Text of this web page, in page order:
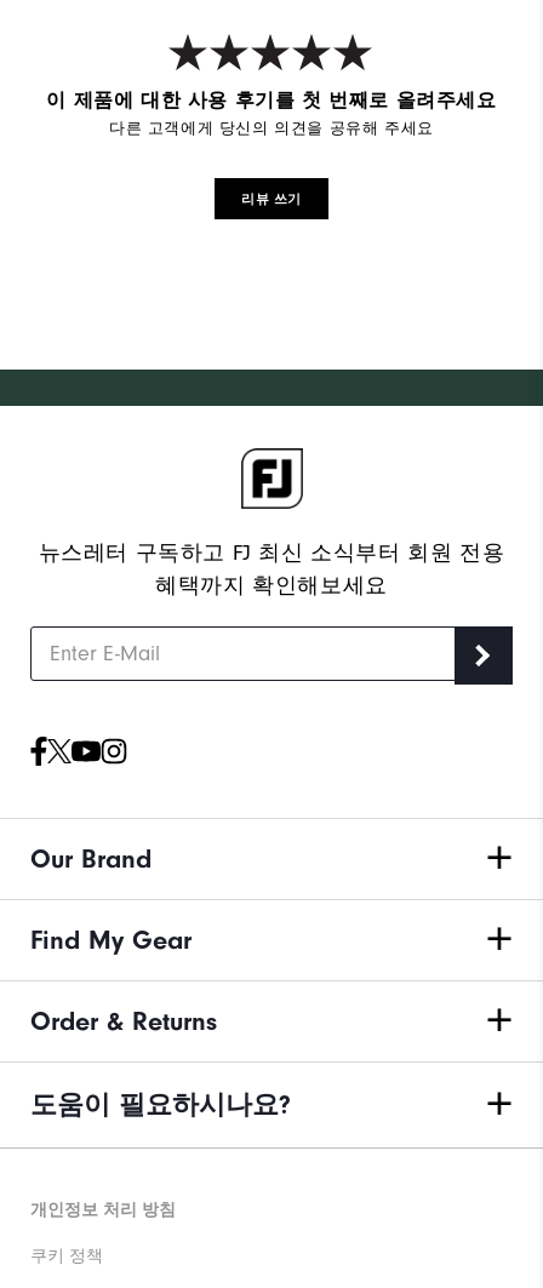
이 제품에 대한 사용 후기를 첫 번째로 올려주세요
다른 고객에게 당신의 의견을 공유해 주세요
리뷰 쓰기
뉴스레터 구독하고 FJ 최신 소식부터 회원 전용
혜택까지 확인해보세요
Our Brand
Find My Gear
Order & Returns
도움이 필요하시나요?
개인정보 처리 방침
쿠키 정책